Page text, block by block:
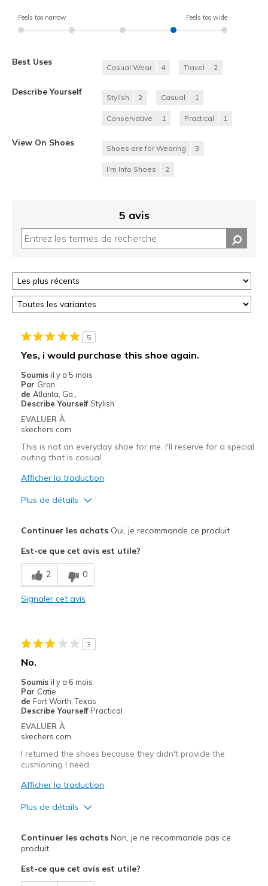
Feels too narrow Feels too wide
Best Uses
Casual Wear 4 Travel 2
Describe Yourself
Stylish 2 Casual 1
Conservative 1 Practical 1
View On Shoes
Shoes are for Wearing 3
I'm Into Shoes 2
5 avis
5
Yes, i would purchase this shoe again.
Soumis il y a 5 mois
Par Gran
de Atlanta, Ga.,
Describe Yourself Stylish
EVALUER À
skechers.com
This is not an everyday shoe for me. I'll reserve for a special
outing that is casual.
Afficher la traduction
Plus de détails
Durable
Stylish
Travel
Width
Sizing
View On Shoes
Shoes are for Wearing
Continuer les achatsOui, je recommande ce produit
Est-ce que cet avis est utile?
2 0
Signaler cet avis
3
No.
Soumis il y a 6 mois
Par Catie
de Fort Worth, Texas
Describe Yourself Practical
EVALUER À
skechers.com
I returned the shoes because they didn't provide the
cushioning I need.
Afficher la traduction
Plus de détails
Attractive Design
Le contre
Continuer les achatsNon, je ne recommande pas ce
produit
Est-ce que cet avis est utile?